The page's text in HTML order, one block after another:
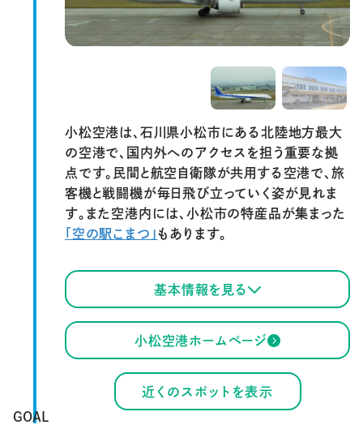
小松空港は、石川県小松市にある北陸地方最大
の空港で、国内外へのアクセスを担う重要な拠
点です。民間と航空自衛隊が共用する空港で、旅
客機と戦闘機が毎日飛び立っていく姿が見れま
す。また空港内には、小松市の特産品が集まった
「空の駅こまつ」 もあります。
基本情報を見る
小松空港ホームページ
近くのスポットを表示
GOAL